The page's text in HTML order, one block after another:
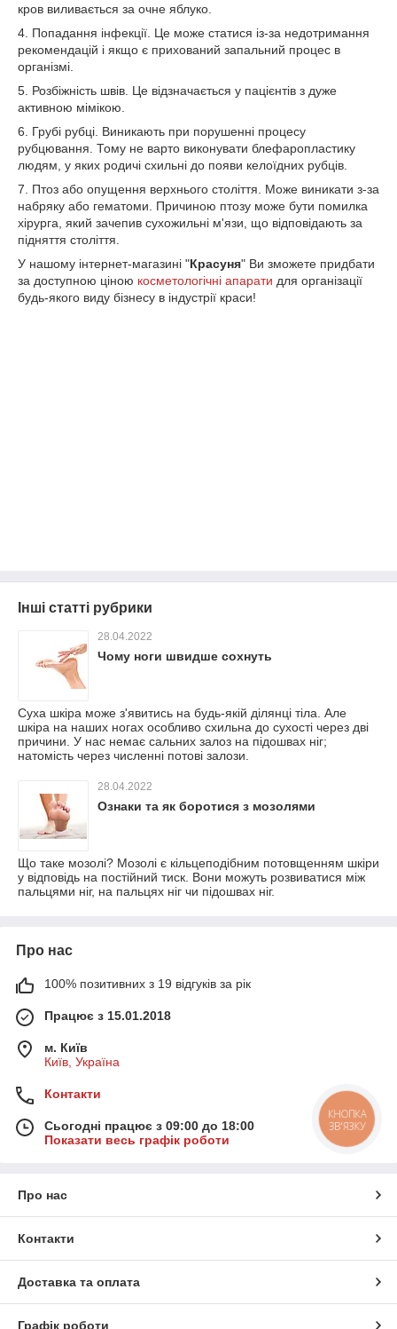
кров виливається за очне яблуко.
4. Попадання інфекції. Це може статися із-за недотримання
рекомендацій і якщо є прихований запальний процес в
організмі.
5. Розбіжність швів. Це відзначається у пацієнтів з дуже
активною мімікою.
6. Грубі рубці. Виникають при порушенні процесу
рубцювання. Тому не варто виконувати блефаропластику
людям, у яких родичі схильні до появи келоїдних рубців.
7. Птоз або опущення верхнього століття. Може виникати з-за
набряку або гематоми. Причиною птозу може бути помилка
хірурга, який зачепив сухожильні м'язи, що відповідають за
підняття століття.
У нашому інтернет-магазині "Красуня" Ви зможете придбати
за доступною ціною косметологічні апарати для організації
будь-якого виду бізнесу в індустрії краси!
Інші статті рубрики
28.04.2022
Чому ноги швидше сохнуть
Суха шкіра може з'явитись на будь-якій ділянці тіла. Але
шкіра на наших ногах особливо схильна до сухості через дві
причини. У нас немає сальних залоз на підошвах ніг;
натомість через численні потові залози.
28.04.2022
Ознаки та як боротися з мозолями
Що таке мозолі? Мозолі є кільцеподібним потовщенням шкіри
у відповідь на постійний тиск. Вони можуть розвиватися між
пальцями ніг, на пальцях ніг чи підошвах ніг.
Про нас
100% позитивних з 19 відгуків за рік
Працює з 15.01.2018
м. Київ
Київ, Україна
Контакти
Сьогодні працює з 09:00 до 18:00
Показати весь графік роботи
Про нас
Контакти
Доставка та оплата
Графік роботи
КНОПКА
ЗВ'ЯЗКУ